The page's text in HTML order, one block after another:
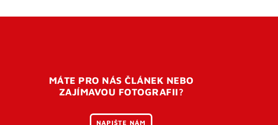
MÁTE PRO NÁS ČLÁNEK NEBO
ZAJÍMAVOU FOTOGRAFII?
NAPIŠTE NÁM